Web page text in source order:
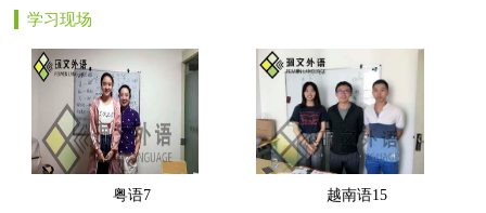
学习现场
粤语7 越南语15